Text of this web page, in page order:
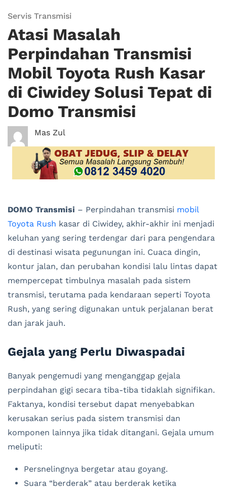
Servis Transmisi
Atasi Masalah
Perpindahan Transmisi
Mobil Toyota Rush Kasar
di Ciwidey Solusi Tepat di
Domo Transmisi
Mas Zul
DOMO Transmisi – Perpindahan transmisi mobil
Toyota Rush kasar di Ciwidey, akhir-akhir ini menjadi
keluhan yang sering terdengar dari para pengendara
di destinasi wisata pegunungan ini. Cuaca dingin,
kontur jalan, dan perubahan kondisi lalu lintas dapat
mempercepat timbulnya masalah pada sistem
transmisi, terutama pada kendaraan seperti Toyota
Rush, yang sering digunakan untuk perjalanan berat
dan jarak jauh.
Gejala yang Perlu Diwaspadai
Banyak pengemudi yang menganggap gejala
perpindahan gigi secara tiba-tiba tidaklah signifikan.
Faktanya, kondisi tersebut dapat menyebabkan
kerusakan serius pada sistem transmisi dan
komponen lainnya jika tidak ditangani. Gejala umum
meliputi:
Persnelingnya bergetar atau goyang.
Suara “berderak” atau berderak ketika